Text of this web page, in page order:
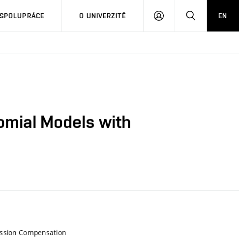
SPOLUPRÁCE O UNIVERZITĚ
PŘIHLÁSIT HLEDATEN
Models with
Compensation